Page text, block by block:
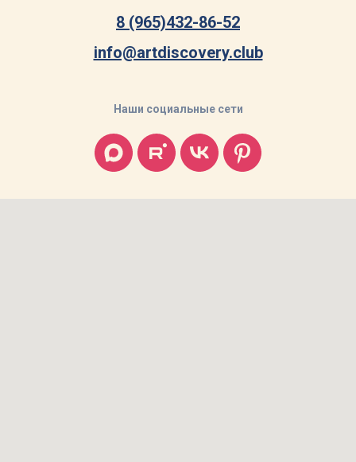
8 (965)432-86-52
info@artdiscovery.club
Наши социальные сети